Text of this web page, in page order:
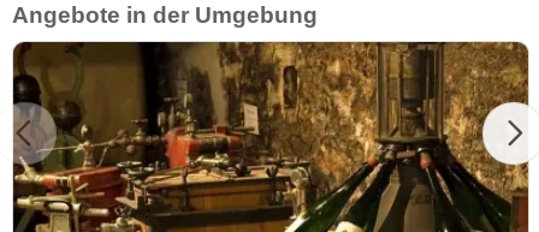
Angebote in der Umgebung